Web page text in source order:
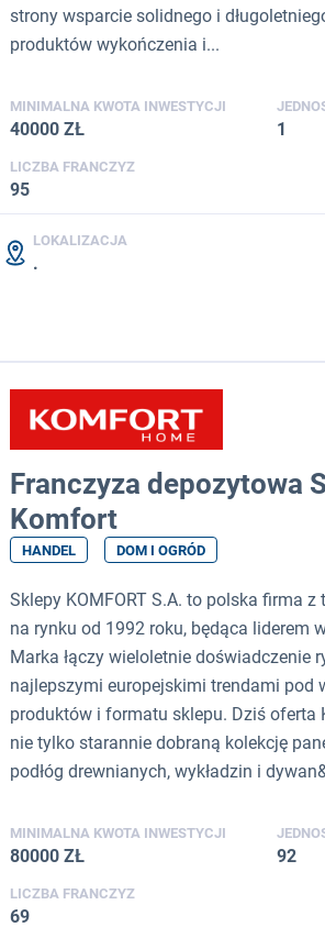
strony wsparcie solidnego i
produktów wykończenia i...
MINIMALNA KWOTA INWESTYCJI
40000 ZŁ 1
LICZBA FRANCZYZ
95
LOKALIZACJA
.
Franczyza depozytowa
Komfort
HANDEL DOM I OGRÓD
Sklepy KOMFORT S.A. to polska firma z
na rynku od 1992 roku, będąca liderem
Marka łączy wieloletnie doświadczenie
najlepszymi europejskimi trendami pod
produktów i formatu sklepu. Dziś oferta
nie tylko starannie dobraną kolekcję
podłóg drewnianych, wykładzin i
MINIMALNA KWOTA INWESTYCJI
80000 ZŁ 92
LICZBA FRANCZYZ
69